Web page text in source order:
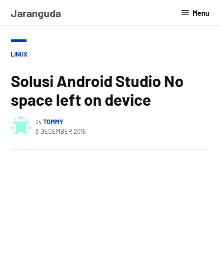
Jaranguda Menu
POSTED
LINUX
Solusi Android Studio No
space left on device
byTOMMY
8 DECEMBER 2016